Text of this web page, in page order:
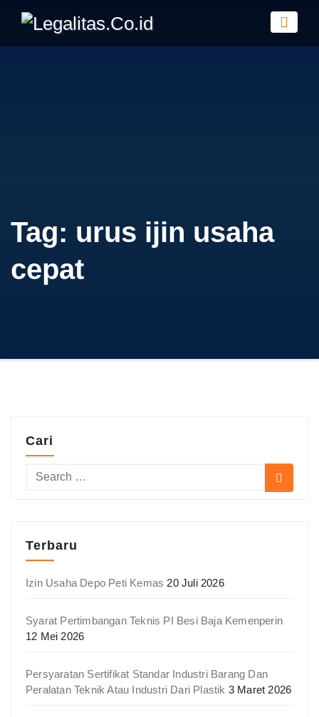
Tag: urus ijin usaha
cepat
Cari
Terbaru
Izin Usaha Depo Peti Kemas 20 Juli 2026
Syarat Pertimbangan Teknis PI Besi Baja Kemenperin
12 Mei 2026
Persyaratan Sertifikat Standar Industri Barang Dan
Peralatan Teknik Atau Industri Dari Plastik 3 Maret 2026